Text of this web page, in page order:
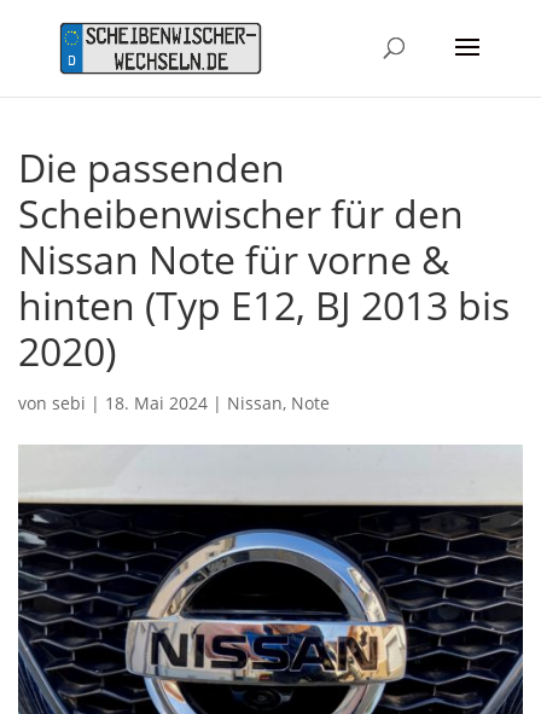
Die passenden
Scheibenwischer für den
Nissan Note für vorne &
hinten (Typ E12, BJ 2013 bis
2020)
von sebi | 18. Mai 2024 | Nissan, Note